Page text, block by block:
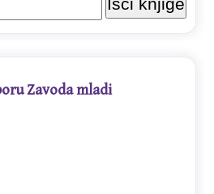
Zavoda mladi